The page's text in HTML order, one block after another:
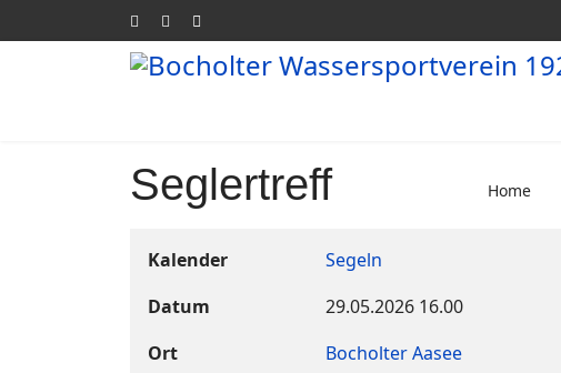
Home
Seglertreff
Kalender
Segeln
Datum
29.05.2026 16.00
Ort
Bocholter Aasee